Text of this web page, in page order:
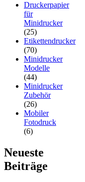
Druckerpapier
für
Minidrucker
(25)
Etikettendrucker
(70)
Minidrucker
Modelle
(44)
Minidrucker
Zubehör
(26)
Mobiler
Fotodruck
(6)
Neueste
Beiträge